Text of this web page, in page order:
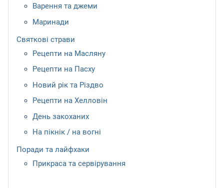
Варення та джеми
Маринади
Святкові страви
Рецепти на Масляну
Рецепти на Пасху
Новий рік та Різдво
Рецепти на Хелловін
День закоханих
На пікнік / на вогні
Поради та лайфхаки
Прикраса та сервірування